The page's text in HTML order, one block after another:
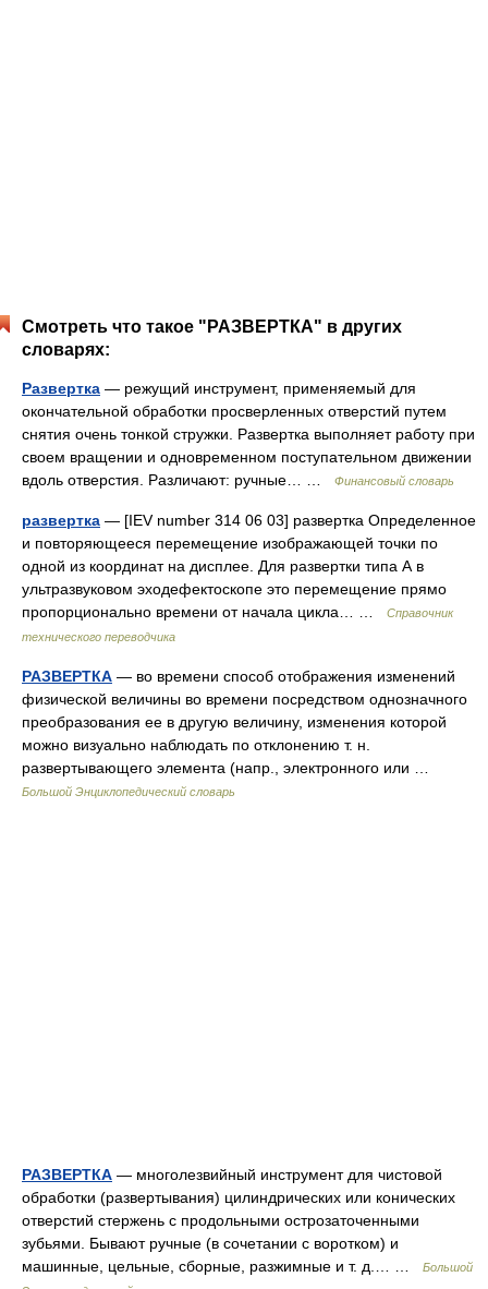
Смотреть что такое "РАЗВЕРТКА" в других
словарях:
Развертка — режущий инструмент, применяемый для
окончательной обработки просверленных отверстий путем
снятия очень тонкой стружки. Развертка выполняет работу при
своем вращении и одновременном поступательном движении
вдоль отверстия. Различают: ручные… …
Финансовый словарь
развертка — [IEV number 314 06 03] развертка Определенное
и повторяющееся перемещение изображающей точки по
одной из координат на дисплее. Для развертки типа А в
ультразвуковом эходефектоскопе это перемещение прямо
пропорционально времени от начала цикла… …
Справочник
технического переводчика
РАЗВЕРТКА — во времени способ отображения изменений
физической величины во времени посредством однозначного
преобразования ее в другую величину, изменения которой
можно визуально наблюдать по отклонению т. н.
развертывающего элемента (напр., электронного или …
Большой Энциклопедический словарь
РАЗВЕРТКА — многолезвийный инструмент для чистовой
обработки (развертывания) цилиндрических или конических
отверстий стержень с продольными острозаточенными
зубьями. Бывают ручные (в сочетании с воротком) и
машинные, цельные, сборные, разжимные и т. д.… …
Большой